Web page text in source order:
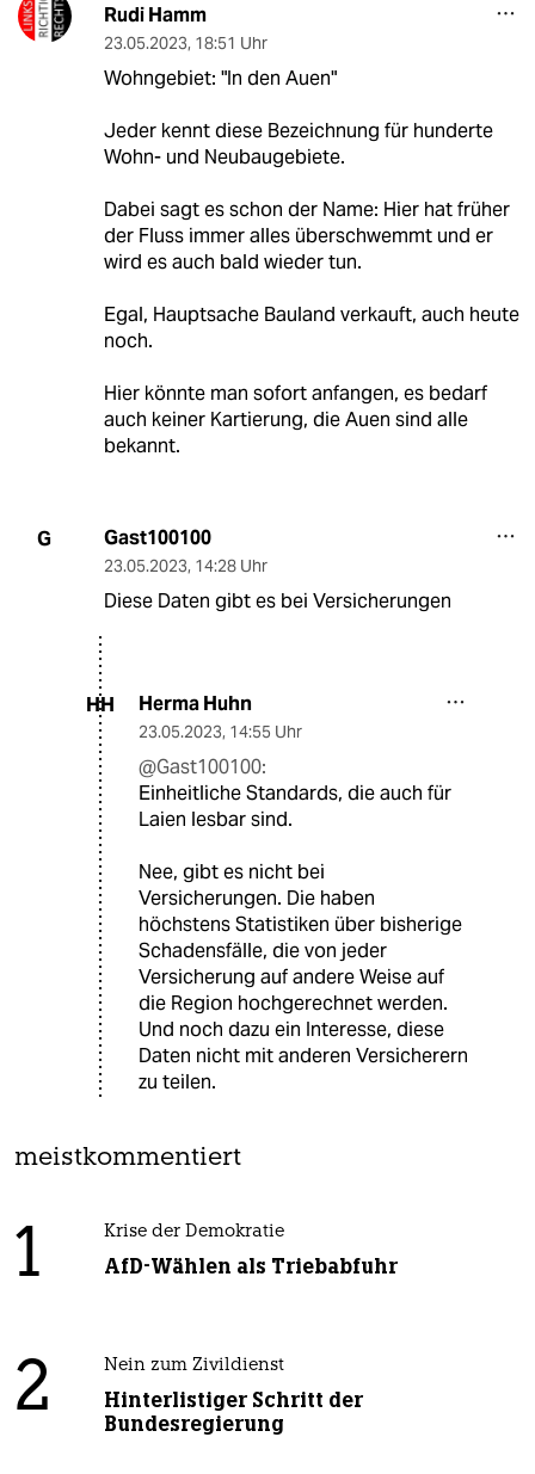
Rudi Hamm
23.05.2023, 18:51 Uhr
Wohngebiet: "In den Auen"
Jeder kennt diese Bezeichnung für hunderte
Wohn- und Neubaugebiete.
Dabei sagt es schon der Name: Hier hat früher
der Fluss immer alles überschwemmt und er
wird es auch bald wieder tun.
Egal, Hauptsache Bauland verkauft, auch heute
noch.
Hier könnte man sofort anfangen, es bedarf
auch keiner Kartierung, die Auen sind alle
bekannt.
G Gast100100
23.05.2023, 14:28 Uhr
Diese Daten gibt es bei Versicherungen
HH Herma Huhn
23.05.2023, 14:55 Uhr
@Gast100100:
Einheitliche Standards, die auch für
Laien lesbar sind.
Nee, gibt es nicht bei
Versicherungen. Die haben
höchstens Statistiken über bisherige
Schadensfälle, die von jeder
Versicherung auf andere Weise auf
die Region hochgerechnet werden.
Und noch dazu ein Interesse, diese
Daten nicht mit anderen Versicherern
zu teilen.
meistkommentiert
1 Krise der Demokratie
AfD-Wählen als Triebabfuhr
2 Nein zum Zivildienst
Hinterlistiger Schritt der
Bundesregierung